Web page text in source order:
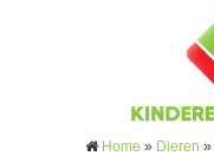
Home » Dieren »